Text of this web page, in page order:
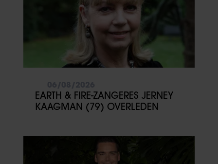
EARTH & FIRE-ZANGERES JERNEY
KAAGMAN (79) OVERLEDEN